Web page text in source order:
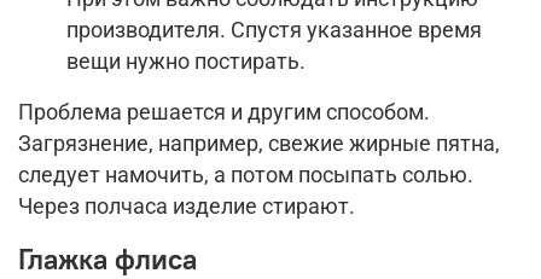
производителя. Спустя указанное время
вещи нужно постирать.
Проблема решается и другим способом.
Загрязнение, например, свежие жирные пятна,
следует намочить, а потом посыпать солью.
Через полчаса изделие стирают.
Глажка флиса